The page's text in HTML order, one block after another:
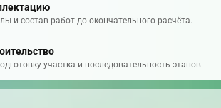
и состав работ до окончательного расчёта.
участка и последовательность этапов.